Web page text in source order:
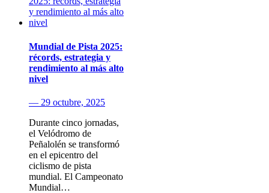
Mundial de Pista 2025:
récords, estrategia y
rendimiento al más alto
nivel
— 29 octubre, 2025
Durante cinco jornadas,
el Velódromo de
Peñalolén se transformó
en el epicentro del
ciclismo de pista
mundial. El Campeonato
Mundial…